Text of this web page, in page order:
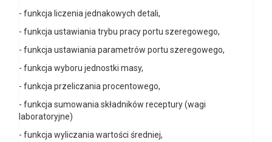
- funkcja liczenia jednakowych detali,
- funkcja ustawiania trybu pracy portu szeregowego,
- funkcja ustawiania parametrów portu szeregowego,
- funkcja wyboru jednostki masy,
- funkcja przeliczania procentowego,
- funkcja sumowania składników receptury (wagi
laboratoryjne)
- funkcja wyliczania wartości średniej,